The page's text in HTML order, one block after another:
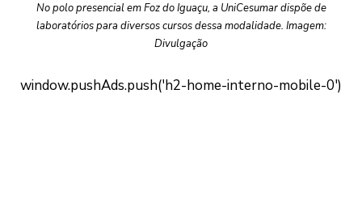
No polo presencial em Foz do Iguaçu, a UniCesumar dispõe de
laboratórios para diversos cursos dessa modalidade. Imagem:
Divulgação